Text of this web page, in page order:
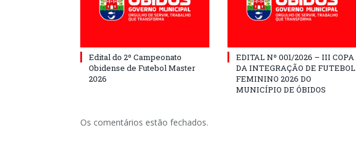
Edital do 2º Campeonato
Obidense de Futebol Master
2026
EDITAL Nº 001/2026 – III COPA
DA INTEGRAÇÃO DE FUTEBOL
FEMININO 2026 DO
MUNICÍPIO DE ÓBIDOS
Os comentários estão fechados.